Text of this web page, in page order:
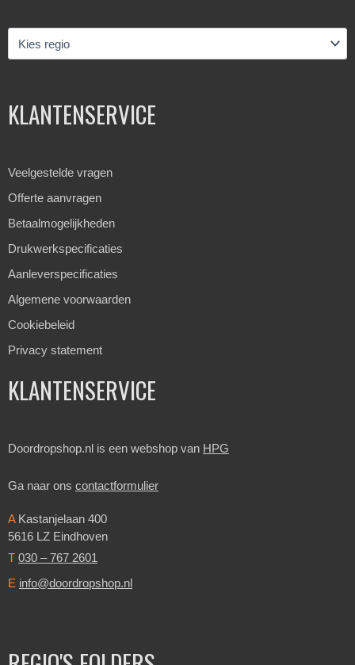
KLANTENSERVICE
Veelgestelde vragen
Offerte aanvragen
Betaalmogelijkheden
Drukwerkspecificaties
Aanleverspecificaties
Algemene voorwaarden
Cookiebeleid
Privacy statement
KLANTENSERVICE
Doordropshop.nl is een webshop van HPG
Ga naar ons contactformulier
AKastanjelaan 400
5616 LZ Eindhoven
T 030 – 767 2601
E info@doordropshop.nl